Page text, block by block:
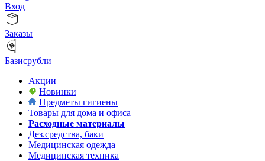
Вход
Заказы
Базисрубли
Акции
Новинки
Предметы гигиены
Товары для дома и офиса
Расходные материалы
Дез.средства, баки
Медицинская одежда
Медицинская техника